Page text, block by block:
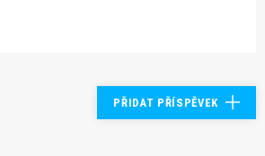
PŘIDAT PŘÍSPĚVEK